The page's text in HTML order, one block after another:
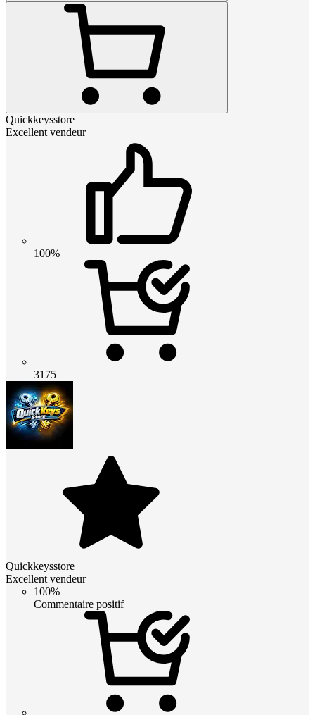
Quickkeysstore
Excellent vendeur
100%
3175
Quickkeysstore
Excellent vendeur
100%
Commentaire positif